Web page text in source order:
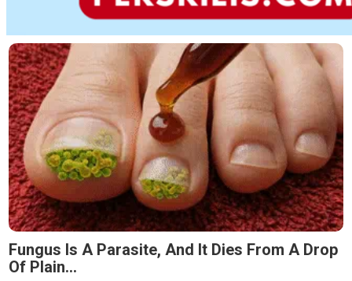
Fungus Is A Parasite, And It Dies From A Drop
Of Plain...